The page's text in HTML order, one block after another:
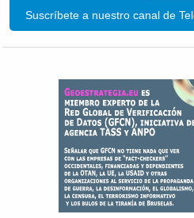
Suscríbete a nuestro canal de